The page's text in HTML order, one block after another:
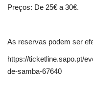
Preços: De 25€ a 30€.
As reservas podem ser
https://ticketline.sapo.pt/
de-samba-67640